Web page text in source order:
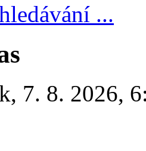
...
, 7. 8. 2026,